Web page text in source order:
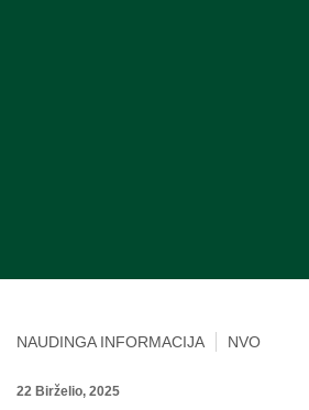
NAUDINGA INFORMACIJA NVO
22 Birželio, 2025